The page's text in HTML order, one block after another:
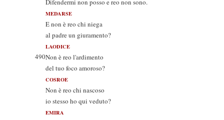
Difendermi non posso e reo non sono.
MEDARSE
E non è reo chi niega
al padre un giuramento?
LAODICE
490Non è reo l'ardimento
del tuo foco amoroso?
COSROE
Non è reo chi nascoso
io stesso ho qui veduto?
EMIRA